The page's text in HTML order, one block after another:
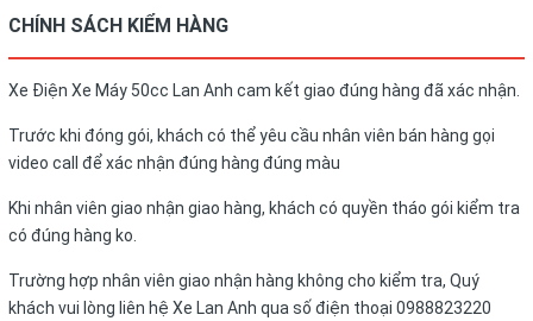
CHÍNH SÁCH KIỂM HÀNG
Xe Điện Xe Máy 50cc Lan Anh cam kết giao đúng hàng đã xác nhận.
Trước khi đóng gói, khách có thể yêu cầu nhân viên bán hàng gọi
video call để xác nhận đúng hàng đúng màu
Khi nhân viên giao nhận giao hàng, khách có quyền tháo gói kiểm tra
có đúng hàng ko.
Trường hợp nhân viên giao nhận hàng không cho kiểm tra, Quý
khách vui lòng liên hệ Xe Lan Anh qua số điện thoại 0988823220